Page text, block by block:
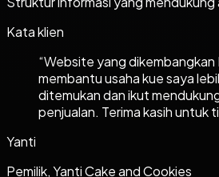
Kata klien
“Website yang
membantu usaha kue saya
ditemukan dan ikut
penjualan. Terima kasih untuk
Yanti
Pemilik, Yanti Cake and Cookies